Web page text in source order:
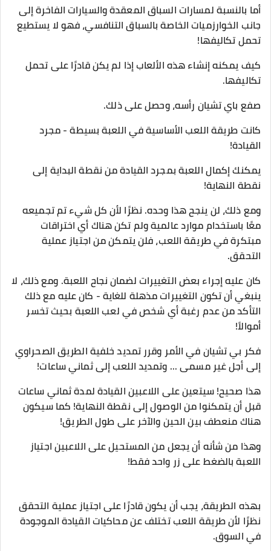
أما بالنسبة لمسارات السباق المعقدة والسيارات الفاخرة إلى
جانب الخوارزميات الخاصة بالسباق التنافسي، فهو لا يستطيع
تحمل تكاليفها!
كيف يمكنه إنشاء هذه الألعاب إذا لم يكن قادرًا على تحمل
تكاليفها.
صفع باي تشيان رأسه، وحصل على ذلك.
كانت طريقة اللعب الأساسية في اللعبة بسيطة - مجرد
القيادة!
يمكنك إكمال اللعبة بمجرد القيادة من نقطة البداية إلى
نقطة النهاية!
ومع ذلك، لن ينجح هذا وحده. نظرًا لأن كل شيء تم تجميعه
معًا باستخدام موارد عالمية ولم تكن هناك أي اختراقات
مبتكرة في طريقة اللعب، فلن يتمكن من اجتياز عملية
التحقق.
كان عليه إجراء بعض التغييرات لضمان نجاح اللعبة. ومع ذلك، لا
ينبغي أن تكون التغييرات مذهلة للغاية - كان عليه مع ذلك
التأكد من عدم رغبة أي شخص في لعب اللعبة بحيث تخسر
أموالاً!
فكر بي تشيان في الأمر وقرر تمديد خلفية الطريق الصحراوي
إلى أجل غير مسمى ... وتمديد اللعب إلى ثماني ساعات!
هذا صحيح! سيتعين على اللاعبين القيادة لمدة ثماني ساعات
قبل أن يتمكنوا من الوصول إلى نقطة النهاية! كما سيكون
هناك منعطف بين الحين والآخر على طول الطريق!
وهذا من شأنه أن يجعل من المستحيل على اللاعبين اجتياز
اللعبة بالضغط على زر واحد فقط!
بهذه الطريقة، يجب أن يكون قادرًا على اجتياز عملية التحقق
نظرًا لأن طريقة اللعب تختلف عن محاكيات القيادة الموجودة
في السوق.